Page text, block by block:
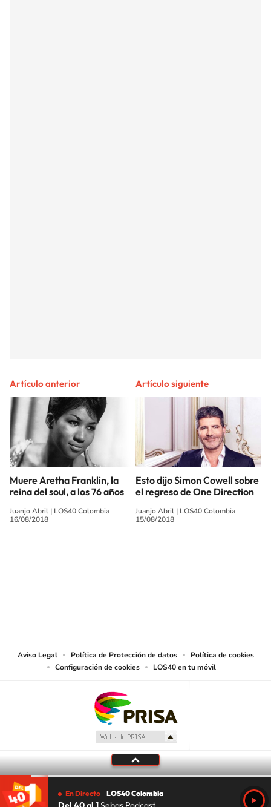
Artículo anterior
Muere Aretha Franklin, la
reina del soul, a los 76 años
Juanjo Abril | LOS40 Colombia
16/08/2018
Artículo siguiente
Esto dijo Simon Cowell sobre
el regreso de One Direction
Juanjo Abril | LOS40 Colombia
15/08/2018
Aviso Legal Política de Protección de datos
Política de cookies
Configuración de cookies
LOS40 en tu móvil
En Directo LOS40 Colombia